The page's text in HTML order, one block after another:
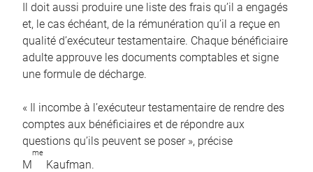
Il doit aussi produire une liste des frais qu’il a engagés
et, le cas échéant, de la rémunération qu’il a reçue en
qualité d’exécuteur testamentaire. Chaque bénéficiaire
adulte approuve les documents comptables et signe
une formule de décharge.
« Il incombe à l’exécuteur testamentaire de rendre des
comptes aux bénéficiaires et de répondre aux
questions qu’ils peuvent se poser », précise
M
me
Kaufman.